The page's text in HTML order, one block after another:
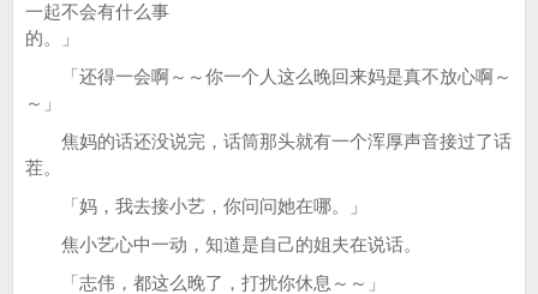
一起不会有什么事
的。」
「还得一会啊～～你一个人这么晚回来妈是真不放心啊～
～」
焦妈的话还没说完，话筒那头就有一个浑厚声音接过了话
茬。
「妈，我去接小艺，你问问她在哪。」
焦小艺心中一动，知道是自己的姐夫在说话。
「志伟，都这么晚了，打扰你休息～～」